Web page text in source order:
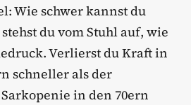
Wie schwer kannst du
du vom Stuhl auf, wie
Verlierst du Kraft in
schneller als der
in den 70ern